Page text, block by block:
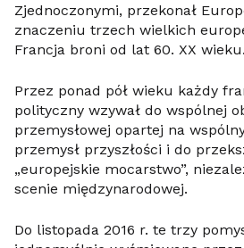
Zjednoczonymi, przekonał
znaczeniu trzech wielkich
Francja broni od lat 60. XX wieku.
Przez ponad pół wieku każdy
polityczny wzywał do wspólnej
przemysłowej opartej na
przemysł przyszłości i do
„europejskie mocarstwo”,
scenie międzynarodowej.
Do listopada 2016 r. te trzy